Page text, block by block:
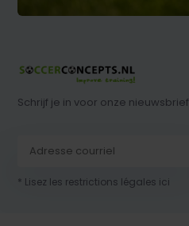
Schrijf je in voor onze nieuwsbrief
* Lisez les restrictions légales ici